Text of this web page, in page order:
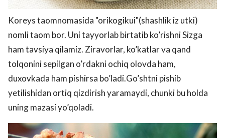
Koreys taomnomasida "orikogikui"(shashlik iz utki)
nomli taom bor. Uni tayyorlab birtatib ko’rishni Sizga
ham tavsiya qilamiz. Ziravorlar, ko’katlar va qand
tolqonini sepilgan o’rdakni ochiq olovda ham,
duxovkada ham pishirsa bo’ladi.Go’shtni pishib
yetilishidan ortiq qizdirish yaramaydi, chunki bu holda
uning mazasi yo’qoladi.